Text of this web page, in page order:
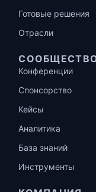
Готовые решения
Отрасли
Конференции
Спонсорство
Кейсы
Аналитика
База знаний
Инструменты